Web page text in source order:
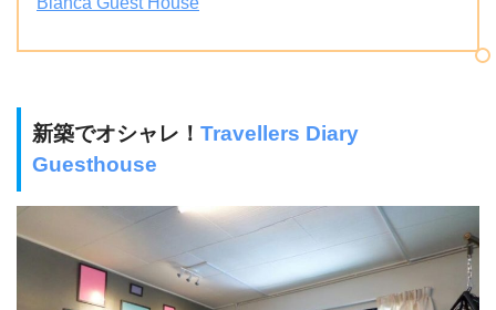
新築でオシャレ！ Travellers Diary
Guesthouse